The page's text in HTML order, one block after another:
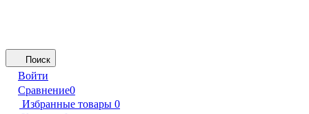
Поиск
Войти
Сравнение0
Избранные товары 0